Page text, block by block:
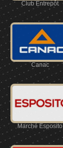
Club Entrepôt
Canac
Marché Esposito